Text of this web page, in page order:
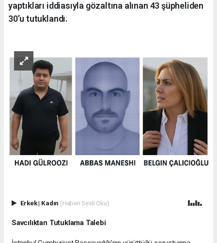
yaptıkları iddiasıyla gözaltına alınan 43 şüpheliden
30’u tutuklandı.
Erkek| Kadın (Haberi Sesli Oku)
Savcılıktan Tutuklama Talebi